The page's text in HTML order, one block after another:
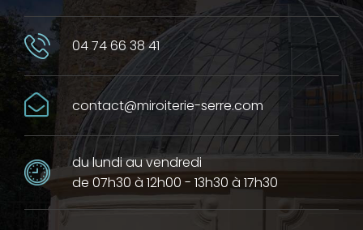
04 74 66 38 41
contact@miroiterie-serre.com
du lundi au vendredi
de 07h30 à 12h00 - 13h30 à 17h30